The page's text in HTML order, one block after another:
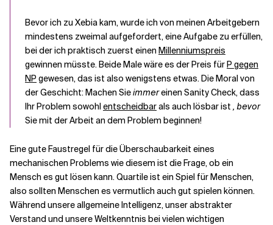
Bevor ich zu Xebia kam, wurde ich von meinen Arbeitgebern
mindestens zweimal aufgefordert, eine Aufgabe zu erfüllen,
bei der ich praktisch zuerst einen Millenniumspreis
gewinnen müsste. Beide Male wäre es der Preis fürP gegen
NP gewesen, das ist also wenigstens etwas. Die Moral von
der Geschicht: Machen Sieimmereinen Sanity Check, dass
Ihr Problem sowohlentscheidbarals auch lösbar ist , bevor
Sie mit der Arbeit an dem Problem beginnen!
Eine gute Faustregel für die Überschaubarkeit eines
mechanischen Problems wie diesem ist die Frage, ob ein
Mensch es gut lösen kann. Quartile ist ein Spiel für Menschen,
also sollten Menschen es vermutlich auch gut spielen können.
Während unsere allgemeine Intelligenz, unser abstrakter
Verstand und unsere Weltkenntnis bei vielen wichtigen